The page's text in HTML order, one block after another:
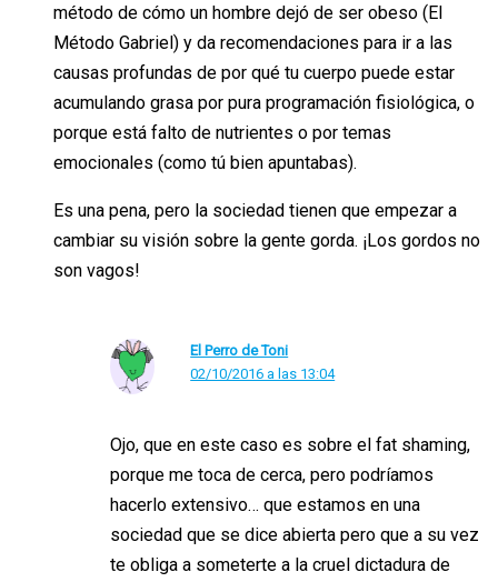
método de cómo un hombre dejó de ser obeso (El
Método Gabriel) y da recomendaciones para ir a las
causas profundas de por qué tu cuerpo puede estar
acumulando grasa por pura programación fisiológica, o
porque está falto de nutrientes o por temas
emocionales (como tú bien apuntabas).
Es una pena, pero la sociedad tienen que empezar a
cambiar su visión sobre la gente gorda. ¡Los gordos no
son vagos!
El Perro de Toni
02/10/2016 a las 13:04
Ojo, que en este caso es sobre el fat shaming,
porque me toca de cerca, pero podríamos
hacerlo extensivo… que estamos en una
sociedad que se dice abierta pero que a su vez
te obliga a someterte a la cruel dictadura de